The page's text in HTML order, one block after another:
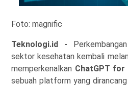
Foto: magnific
Teknologi.id -
sektor kesehatan kembali
memperkenalkan ChatGPT for
sebuah platform yang